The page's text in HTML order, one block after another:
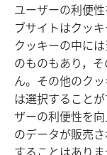
ユーザーの利便
ブサイトはクッ
クッキーの中に
のものもあり，
ん。その他のク
は選択すること
ザーの利便性を
のデータが販売
することはありま
し
い
タ
ブ
で
開
く）
ものみの塔 オ
（新
し
い
タ
ブ
で
開
く）
JW Hub ®
（新
し
い
タ
ブ
で
JW Library ®
Watchtower